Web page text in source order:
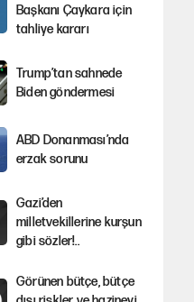
Başkanı Çaykara için
tahliye kararı
Trump’tan sahnede
Biden göndermesi
ABD Donanması’nda
erzak sorunu
Gazi’den
milletvekillerine kurşun
gibi sözler!..
Görünen bütçe, bütçe